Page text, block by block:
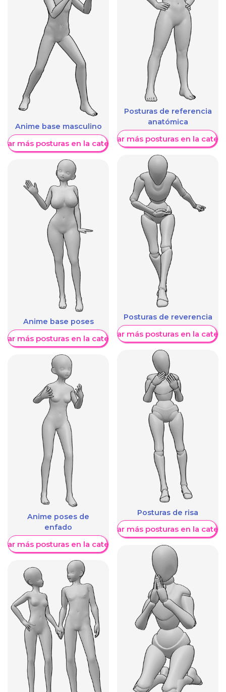
Anime base masculino
más posturas en la categoría
Anime base poses
más posturas en la categoría
Anime poses de
enfado
más posturas en la categoría
Posturas de referencia
anatómica
Mostrar más posturas en la
Posturas de reverencia
Mostrar más posturas en la
Posturas de risa
Mostrar más posturas en la